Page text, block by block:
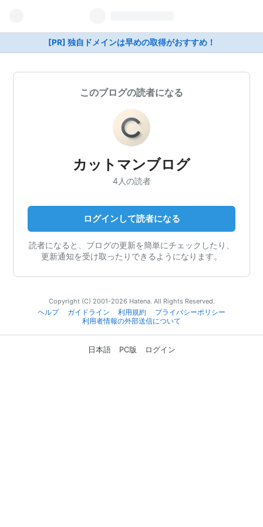
[PR] 独自ドメインは早めの取得がおすすめ！
このブログの読者になる
カットマンブログ
4人の読者
ログインして読者になる
読者になると、ブログの更新を簡単にチェックしたり、
更新通知を受け取ったりできるようになります。
Copyright (C) 2001-2026 Hatena. All Rights Reserved.
ヘルプ
ガイドライン 利用規約
プライバシーポリシー
利用者情報の外部送信について
日本語 PC版 ログイン